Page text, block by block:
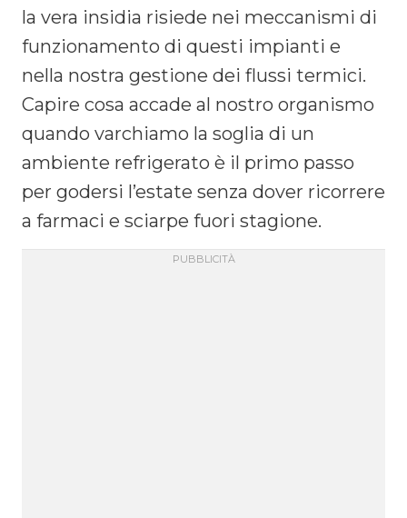
la vera insidia risiede nei meccanismi di
funzionamento di questi impianti e
nella nostra gestione dei flussi termici.
Capire cosa accade al nostro organismo
quando varchiamo la soglia di un
ambiente refrigerato è il primo passo
per godersi l’estate senza dover ricorrere
a farmaci e sciarpe fuori stagione.